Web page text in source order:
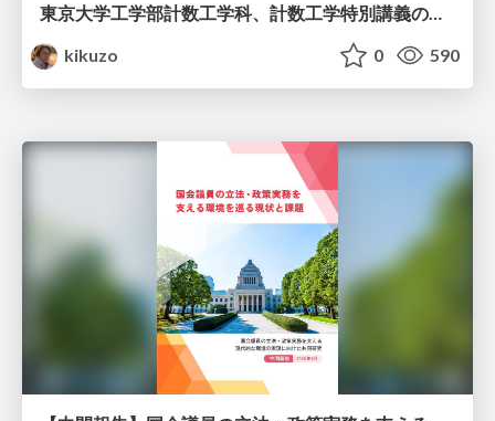
東京大学工学部計数工学科、計数工学特別講義の説明資料
kikuzo
0 590